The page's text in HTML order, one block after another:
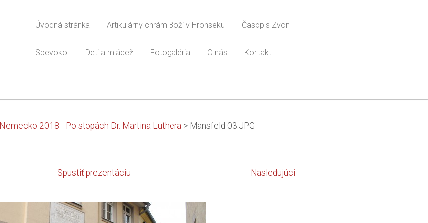
Úvodná stránka Artikulárny chrám Boží v Hronseku Časopis Zvon
Spevokol Deti a mládež Fotogaléria O nás Kontakt
Nemecko 2018 - Po stopách Dr. Martina Luthera > Mansfeld 03.JPG
Spustiť prezentáciu Nasledujúci